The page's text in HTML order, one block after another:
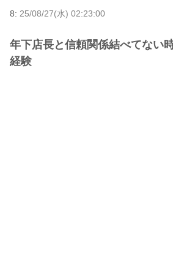
8: 25/08/27(水) 02:23:00
年下店長と信頼関係結べてない
経験